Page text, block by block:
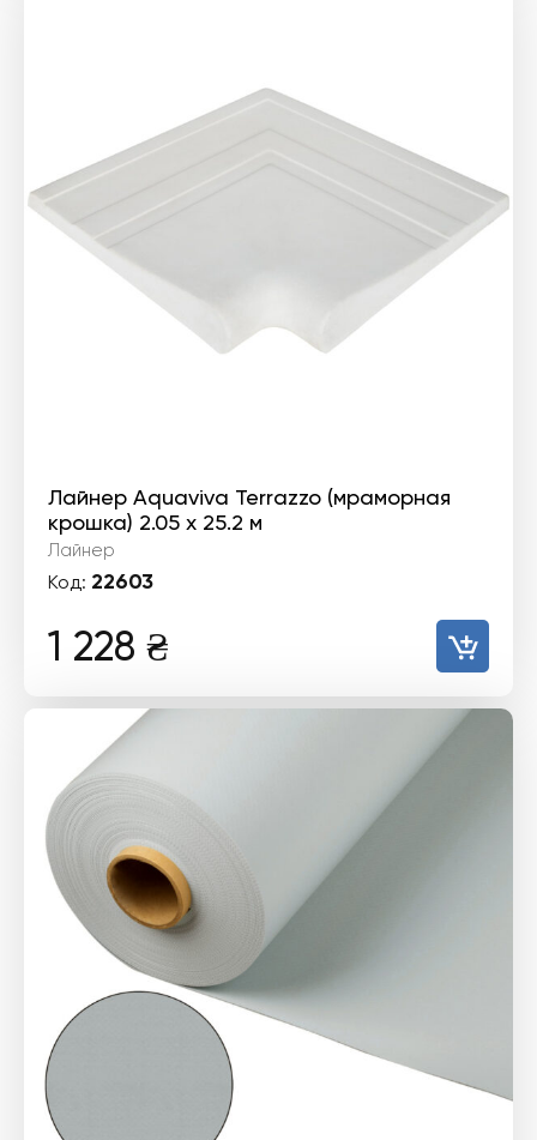
Лайнер Aquaviva Terrazzo (мраморная
крошка) 2.05 х 25.2 м
Лайнер
Код: 22603
1 228 ₴